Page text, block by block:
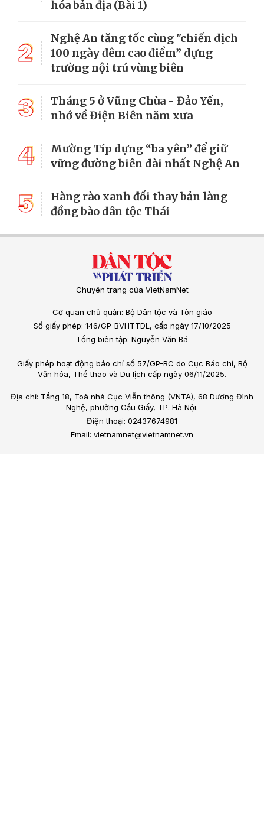
hóa bản địa (Bài 1)
2
Nghệ An tăng tốc cùng "chiến dịch
100 ngày đêm cao điểm” dựng
trường nội trú vùng biên
3
Tháng 5 ở Vũng Chùa - Đảo Yến,
nhớ về Điện Biên năm xưa
4
Mường Típ dựng “ba yên” để giữ
vững đường biên dài nhất Nghệ An
5
Hàng rào xanh đổi thay bản làng
đồng bào dân tộc Thái
Chuyên trang của VietNamNet
Cơ quan chủ quản: Bộ Dân tộc và Tôn giáo
Số giấy phép: 146/GP-BVHTTDL, cấp ngày 17/10/2025
Tổng biên tập: Nguyễn Văn Bá
Giấy phép hoạt động báo chí số 57/GP-BC do Cục Báo chí, Bộ
Văn hóa, Thể thao và Du lịch cấp ngày 06/11/2025.
Địa chỉ: Tầng 18, Toà nhà Cục Viễn thông (VNTA), 68 Dương Đình
Nghệ, phường Cầu Giấy, TP. Hà Nội.
Điện thoại: 02437674981
Email: vietnamnet@vietnamnet.vn